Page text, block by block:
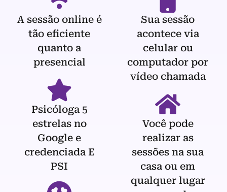
A sessão online é
tão eficiente
quanto a
presencial
Psicóloga 5
estrelas no
Google e
credenciada E
PSI
Sua sessão
acontece via
celular ou
computador por
vídeo chamada
Você pode
realizar as
sessões na sua
casa ou em
qualquer lugar